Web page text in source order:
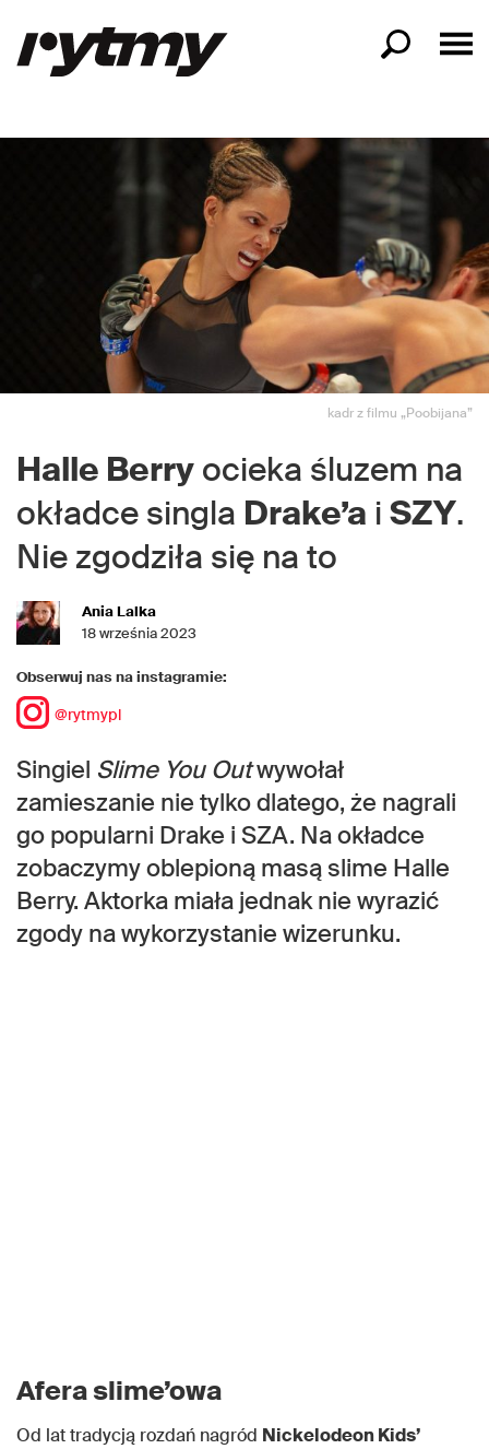
kadr z filmu „Poobijana”
Halle Berry ocieka śluzem na
okładce singla Drake’a i SZY.
Nie zgodziła się na to
Ania Lalka
18 września 2023
Obserwuj nas na instagramie:
@rytmypl
Singiel Slime You Outwywołał
zamieszanie nie tylko dlatego, że nagrali
go popularni Drake i SZA. Na okładce
zobaczymy oblepioną masą slime Halle
Berry. Aktorka miała jednak nie wyrazić
zgody na wykorzystanie wizerunku.
Afera slime’owa
Od lat tradycją rozdań nagród Nickelodeon Kids’